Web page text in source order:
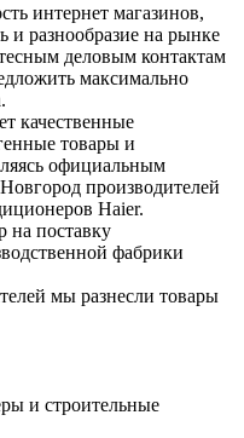
интернет магазинов,
и разнообразие на рынке
деловым контактам
максимально
качественные
товары и
официальным
производителей
Haier.
на поставку
фабрики
мы разнесли товары
и строительные